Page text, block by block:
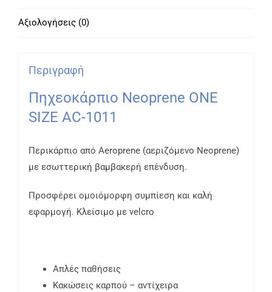
Αξιολογήσεις (0)
Περιγραφή
Πηχεοκάρπιο Neoprene ONE
SIZE AC-1011
Περικάρπιο από Aeroprene (αεριζόμενο Νeoprene)
με εσωττερική βαμβακερή επένδυση.
Προσφέρει ομοιόμορφη συμπίεση και καλή
εφαρμογή. Κλείσιμο με velcro
Απλές παθήσεις
Κακώσεις καρπού – αντίχειρα